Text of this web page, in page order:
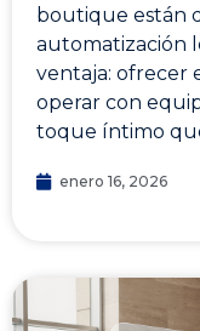
boutique están
automatización
ventaja: ofrecer
operar con
toque íntimo
enero 16, 2026